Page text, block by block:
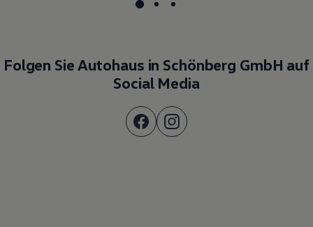
Folgen Sie Autohaus in Schönberg GmbH auf
Social Media